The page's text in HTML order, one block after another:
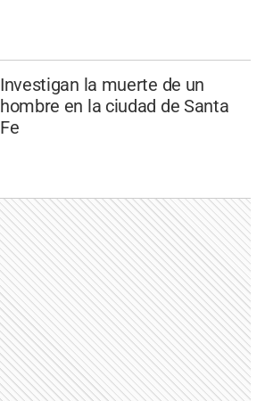
Investigan la muerte de un
hombre en la ciudad de Santa
Fe